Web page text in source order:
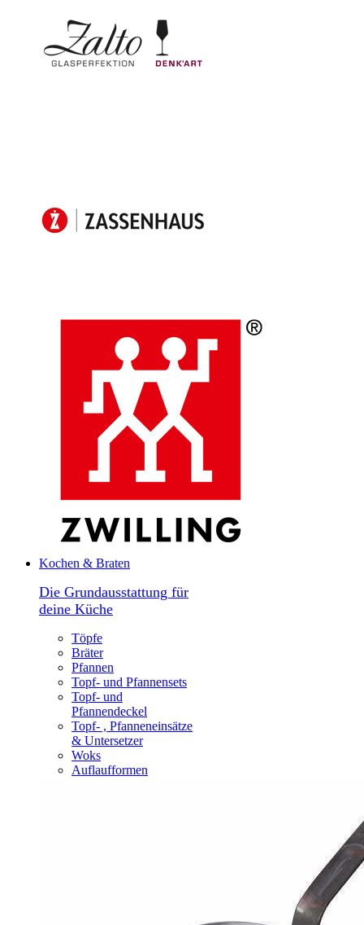
Kochen & Braten
Die Grundausstattung für
deine Küche
Töpfe
Bräter
Pfannen
Topf- und Pfannensets
Topf- und
Pfannendeckel
Topf- , Pfanneneinsätze
& Untersetzer
Woks
Auflaufformen